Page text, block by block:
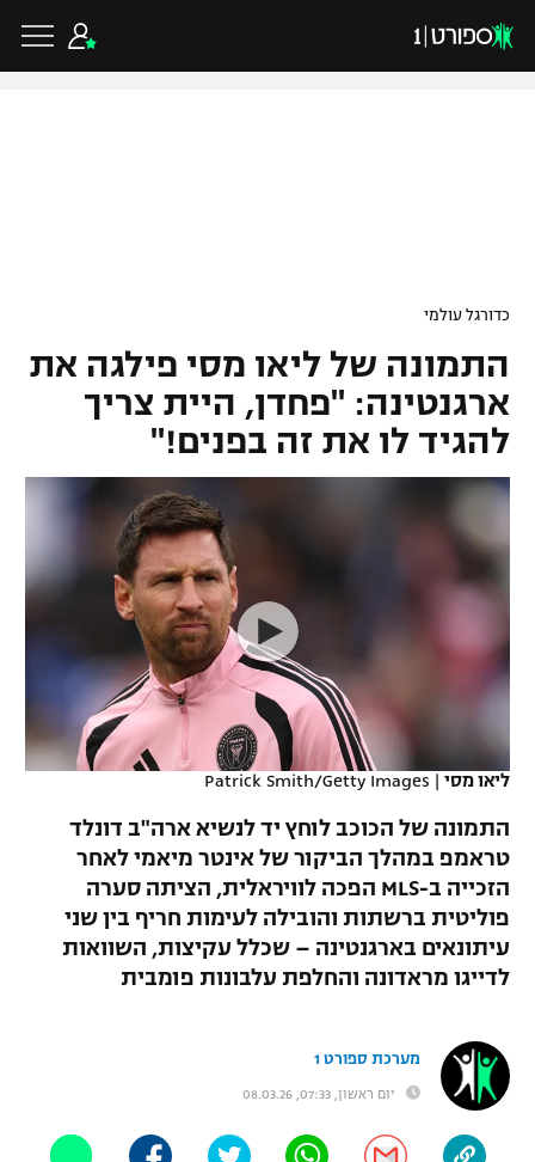
רץ ברשת
תוצאות
לוח שידורים
ברחבה
"מחצית בשכונה" – פודקאסט
גביע הטוטו
ליגיונרים
בית"ר ירושלים
מכבי תל אביב
הפועל תל אביב
הפועל חיפה
הפועל באר שבע
מכבי נתניה
ליגת האלופות
ליגה אירופית
ליגה אנגלית
ליגה גרמנית
ליגה ספרדית
ליגה איטלקית
ליגה הולנדית
ליגה טורקית
ליגה סינית
ליגות נוספות
כדורסל ישראלי
ליגת ווינר סל
ליגה לאומית
כדורסל נשים
דני אבדיה
כדורסל עולמי
יורוליג
ענפים נוספים
טניס
שחייה
ג'ודו
אגרוף
ספורט אולימפי
היאבקות WWE
כדורגל עולמי
התמונה של ליאו מסי פילגה את
ארגנטינה: "פחדן, היית צריך
להגיד לו את זה בפנים!"
ליאו מסי |
Patrick Smith/Getty Images
התמונה של הכוכב לוחץ יד לנשיא ארה"ב דונלד
טראמפ במהלך הביקור של אינטר מיאמי לאחר
הזכייה ב-MLS הפכה לוויראלית, הציתה סערה
פוליטית ברשתות והובילה לעימות חריף בין שני
עיתונאים בארגנטינה – שכלל עקיצות, השוואות
לדייגו מראדונה והחלפת עלבונות פומבית
מערכת ספורט 1
יום ראשון, 07:33, 08.03.26